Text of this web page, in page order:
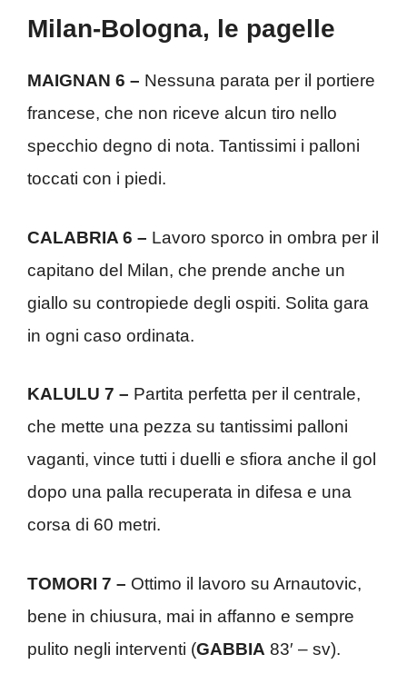
Milan-Bologna, le pagelle
MAIGNAN 6 – Nessuna parata per il portiere
francese, che non riceve alcun tiro nello
specchio degno di nota. Tantissimi i palloni
toccati con i piedi.
CALABRIA 6 – Lavoro sporco in ombra per il
capitano del Milan, che prende anche un
giallo su contropiede degli ospiti. Solita gara
in ogni caso ordinata.
KALULU 7 – Partita perfetta per il centrale,
che mette una pezza su tantissimi palloni
vaganti, vince tutti i duelli e sfiora anche il gol
dopo una palla recuperata in difesa e una
corsa di 60 metri.
TOMORI 7 – Ottimo il lavoro su Arnautovic,
bene in chiusura, mai in affanno e sempre
pulito negli interventi (GABBIA 83′ – sv).